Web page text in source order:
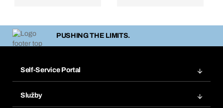
PUSHING THE LIMITS.
Self-Service Portal
Služby